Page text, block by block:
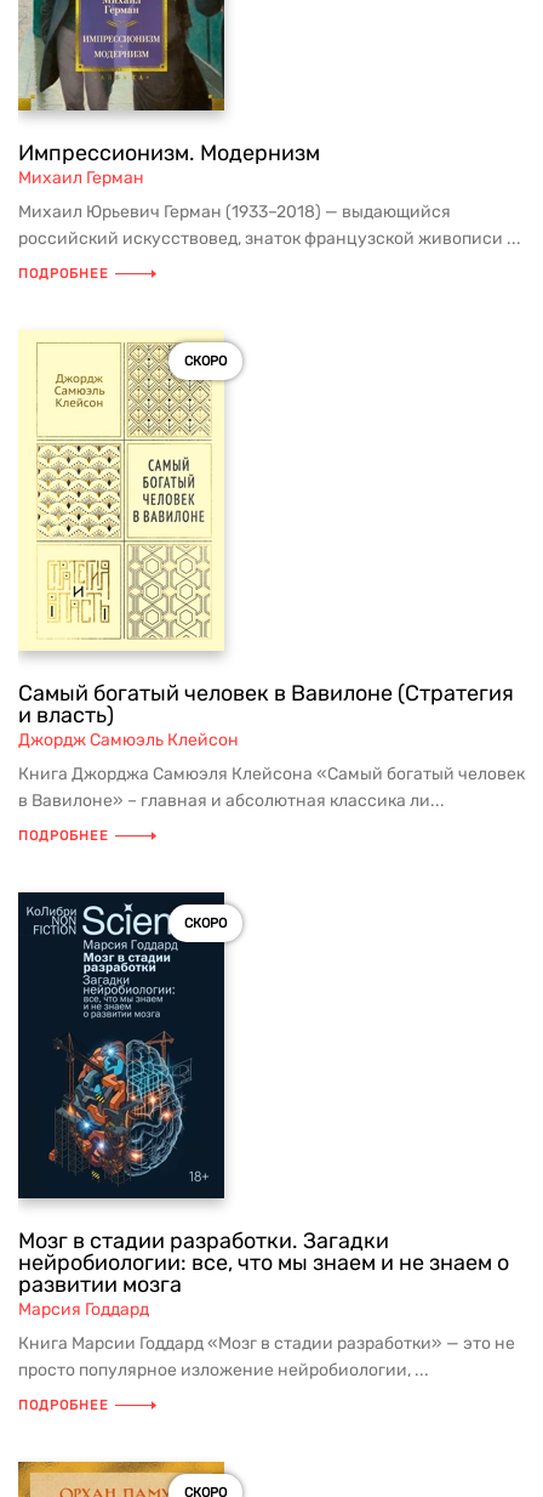
Импрессионизм. Модернизм
Михаил Герман
Михаил Юрьевич Герман (1933–2018) — выдающийся
российский искусствовед, знаток французской живописи ...
ПОДРОБНЕЕ
СКОРО
Самый богатый человек в Вавилоне (Стратегия
и власть)
Джордж Самюэль Клейсон
Книга Джорджа Самюэля Клейсона «Самый богатый человек
в Вавилоне» – главная и абсолютная классика ли...
ПОДРОБНЕЕ
СКОРО
Мозг в стадии разработки. Загадки
нейробиологии: все, что мы знаем и не знаем о
развитии мозга
Марсия Годдард
Книга Марсии Годдард «Мозг в стадии разработки» — это не
просто популярное изложение нейробиологии, ...
ПОДРОБНЕЕ
СКОРО